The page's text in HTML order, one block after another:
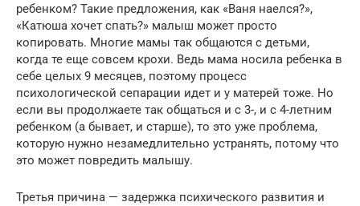
ребенком? Такие предложения, как «Ваня наелся?»,
«Катюша хочет спать?» малыш может просто
копировать. Многие мамы так общаются с детьми,
когда те еще совсем крохи. Ведь мама носила ребенка в
себе целых 9 месяцев, поэтому процесс
психологической сепарации идет и у матерей тоже. Но
если вы продолжаете так общаться и с 3-, и с 4-летним
ребенком (а бывает, и старше), то это уже проблема,
которую нужно незамедлительно устранять, потому что
это может повредить малышу.
Третья причина — задержка психического развития и